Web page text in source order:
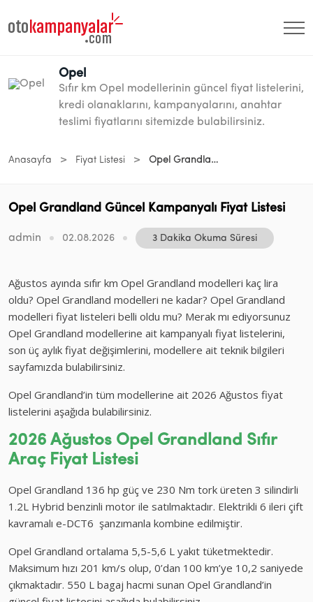
Opel
Sıfır km Opel modellerinin güncel fiyat listelerini,
kredi olanaklarını, kampanyalarını, anahtar
teslimi fiyatlarını sitemizde bulabilirsiniz.
Anasayfa > Fiyat Listesi > Opel Grandland Güncel Kampanyalı Fiyat Listesi
Opel Grandland Güncel Kampanyalı Fiyat Listesi
admin 02.08.2026 3 Dakika Okuma Süresi
Ağustos ayında sıfır km Opel Grandland modelleri kaç lira
oldu? Opel Grandland modelleri ne kadar? Opel Grandland
modelleri fiyat listeleri belli oldu mu? Merak mı ediyorsunuz
Opel Grandland modellerine ait kampanyalı fiyat listelerini,
son üç aylık fiyat değişimlerini, modellere ait teknik bilgileri
sayfamızda bulabilirsiniz.
Opel Grandland’in tüm modellerine ait 2026 Ağustos fiyat
listelerini aşağıda bulabilirsiniz.
2026 Ağustos Opel Grandland Sıfır
Araç Fiyat Listesi
Opel Grandland 136 hp güç ve 230 Nm tork üreten 3 silindirli
1.2L Hybrid benzinli motor ile satılmaktadır. Elektrikli 6 ileri çift
kavramalı e-DCT6 şanzımanla kombine edilmiştir.
Opel Grandland ortalama 5,5-5,6 L yakıt tüketmektedir.
Maksimum hızı 201 km/s olup, 0’dan 100 km’ye 10,2 saniyede
çıkmaktadır. 550 L bagaj hacmi sunan Opel Grandland’in